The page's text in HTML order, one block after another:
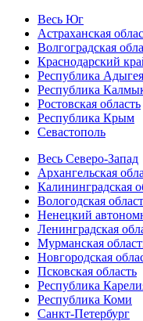
Весь Юг
Астраханская
Волгоградская
Краснодарский
Республика Адыгея
Республика
Ростовская область
Республика Крым
Севастополь
Весь Северо-Запад
Архангельская
Калининградская
Вологодская
Ненецкий
Ленинградская
Мурманская
Новгородская
Псковская область
Республика
Республика Коми
Санкт-Петербург